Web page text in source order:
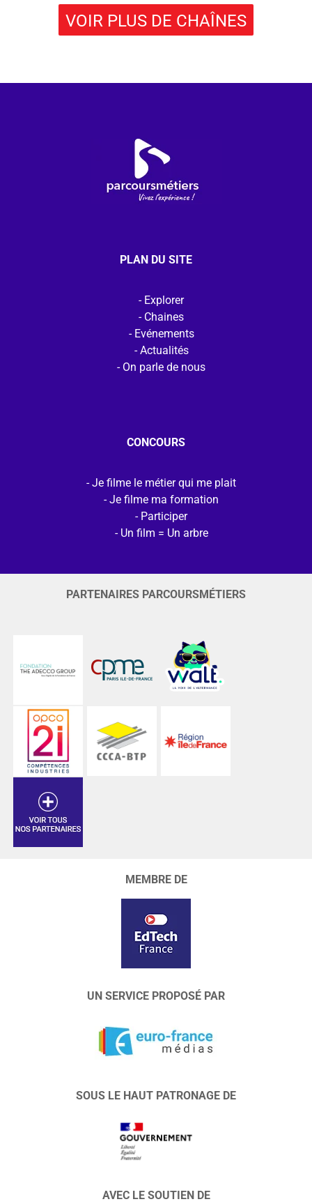
VOIR PLUS DE CHAÎNES
PLAN DU SITE
Explorer
Chaines
Evénements
Actualités
On parle de nous
CONCOURS
Je filme le métier qui me plait
Je filme ma formation
Participer
Un film = Un arbre
PARTENAIRES PARCOURSMÉTIERS
MEMBRE DE
UN SERVICE PROPOSÉ PAR
SOUS LE HAUT PATRONAGE DE
AVEC LE SOUTIEN DE